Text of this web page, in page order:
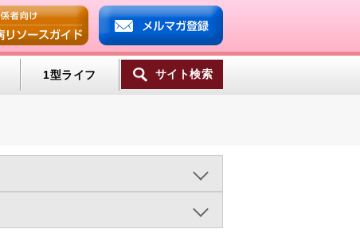
1型ライフ サイト検索
2003年